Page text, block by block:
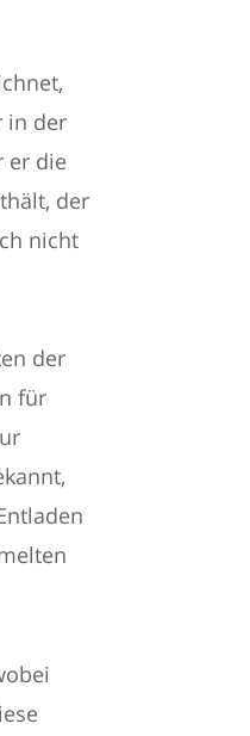
in der
er die
der
nicht
der
für